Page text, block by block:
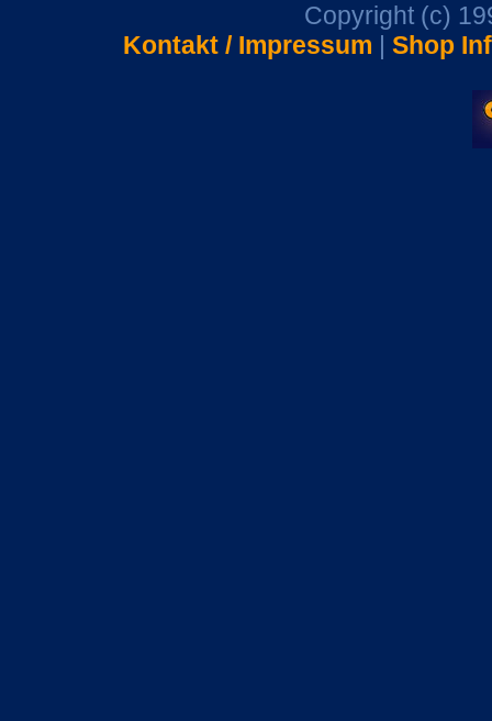
Copyright (c)
Kontakt / Impressum | Shop